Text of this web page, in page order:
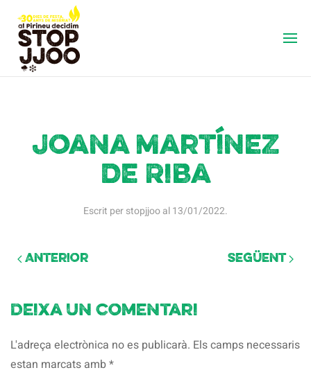
Joana Martínez
de Riba
Escrit perstopjjooal13/01/2022.
Anterior Següent
Deixa un comentari
L'adreça electrònica no es publicarà. Els camps necessaris
estan marcats amb*